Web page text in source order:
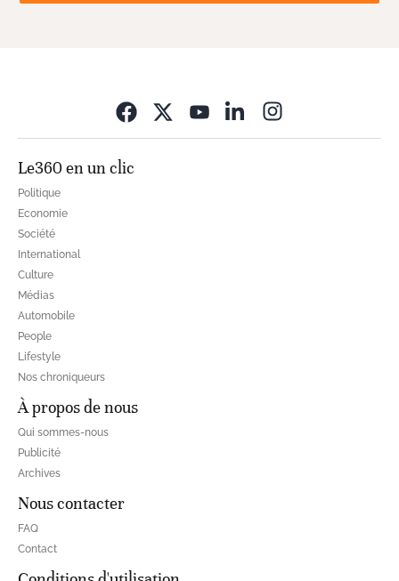
Le360 en un clic
Politique
Economie
Société
International
Culture
Médias
Automobile
People
Lifestyle
Nos chroniqueurs
À propos de nous
Qui sommes-nous
Publicité
Archives
Nous contacter
FAQ
Contact